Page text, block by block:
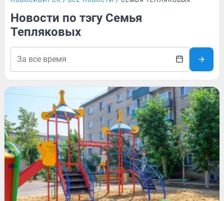
Новости по тэгу Семья
Тепляковых